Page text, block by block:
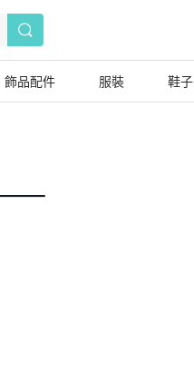
飾品配件 服裝 鞋子